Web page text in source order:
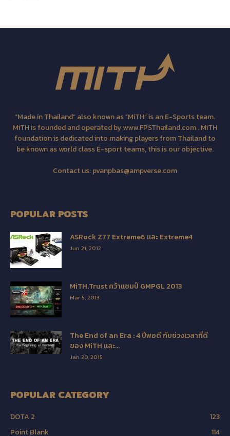
“Made in Thailand” also known as “MiTH” is an E-Sports team.
MiTH is founded and operated by www.FPSThailand.com . MiTH
foundation is dedicated into making players from Thailand to
be known as world class E-sport teams, this is our objective.
Contact us:pvanpbas@ampverse.com
POPULAR POSTS
ASRock Z77 Extreme6 และ Extreme4
Jun 21, 2012
MiTH.Trust คว้าแชมป์ GMPGL 2013
Mar 5, 2013
The End of an Era : 4 ปีพอดี กับช่วงเวลาที่ดี
ของ MiTH และ...
Jan 20, 2015
POPULAR CATEGORY
DOTA 2
123
Point Blank
114